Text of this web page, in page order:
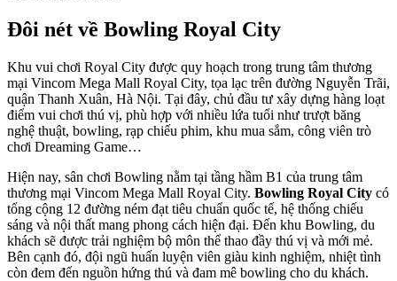
Đôi nét về Bowling Royal City
Khu vui chơi Royal City được quy hoạch trong trung tâm thương
mại Vincom Mega Mall Royal City, tọa lạc trên đường Nguyễn Trãi,
quận Thanh Xuân, Hà Nội. Tại đây, chủ đầu tư xây dựng hàng loạt
điểm vui chơi thú vị, phù hợp với nhiều lứa tuổi như trượt băng
nghệ thuật, bowling, rạp chiếu phim, khu mua sắm, công viên trò
chơi Dreaming Game…
Hiện nay, sân chơi Bowling nằm tại tầng hầm B1 của trung tâm
thương mại Vincom Mega Mall Royal City. Bowling Royal City có
tổng cộng 12 đường ném đạt tiêu chuẩn quốc tế, hệ thống chiếu
sáng và nội thất mang phong cách hiện đại. Đến khu Bowling, du
khách sẽ được trải nghiệm bộ môn thể thao đầy thú vị và mới mẻ.
Bên cạnh đó, đội ngũ huấn luyện viên giàu kinh nghiệm, nhiệt tình
còn đem đến nguồn hứng thú và đam mê bowling cho du khách.